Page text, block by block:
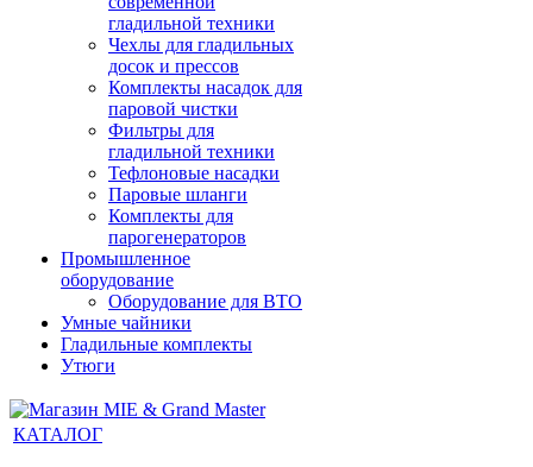
гладильной техники
Чехлы для гладильных
досок и прессов
Комплекты насадок для
паровой чистки
Фильтры для
гладильной техники
Тефлоновые насадки
Паровые шланги
Комплекты для
парогенераторов
Промышленное
оборудование
Оборудование для ВТО
Умные чайники
Гладильные комплекты
Утюги
КАТАЛОГ